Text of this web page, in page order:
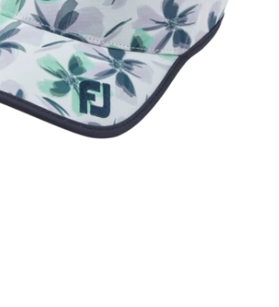
Bekleidung
Handschuhe